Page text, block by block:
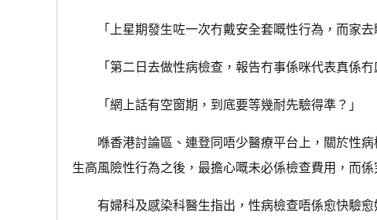
「上星期發生咗一次冇戴安全套嘅性行為，而家去
「第二日去做性病檢查，報告冇事係咪代表真係冇
「網上話有空窗期，到底要等幾耐先驗得準？」
喺香港討論區、連登同唔少醫療平台上，關於性病
生高風險性行為之後，最擔心嘅未必係檢查費用，而係
有婦科及感染科醫生指出，性病檢查唔係愈快驗愈